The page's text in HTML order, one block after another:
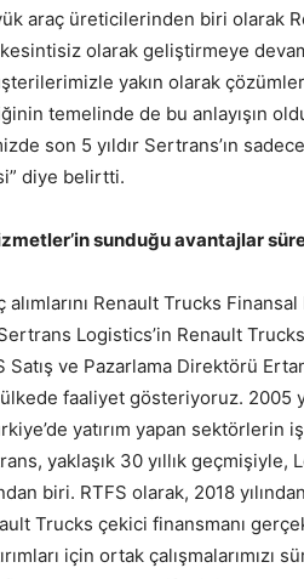
araç üreticilerinden biri olarak
olarak geliştirmeye
yakın olarak
temelinde de bu anlayışın
son 5 yıldır Sertrans’ın
diye belirtti.
sunduğu avantajlar
Renault Trucks
Logistics’in Renault
Satış ve Pazarlama Direktörü
faaliyet gösteriyoruz. 2005
yatırım yapan sektörlerin
yaklaşık 30 yıllık geçmişiyle,
biri. RTFS olarak, 2018 yılından
Trucks çekici finansmanı
için ortak çalışmalarımızı